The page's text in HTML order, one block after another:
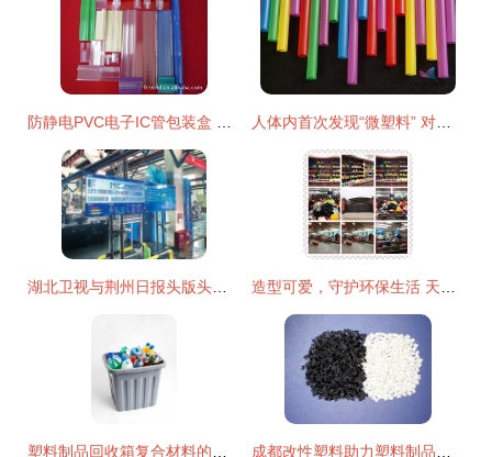
防静电PVC电子IC管包装盒 守护精密元件的安全之选 人体内首次发现“微塑料” 对健康有害吗？
湖北卫视与荆州日报头版头条聚焦沙市5G工厂 复合材料技术研发与生产的未来引擎 造型可爱，守护环保生活 天翼硅胶缤纷餐具魅力解读
塑料制品回收箱复合材料的技术研发与生产路径探析 成都改性塑料助力塑料制品行业高质量发展